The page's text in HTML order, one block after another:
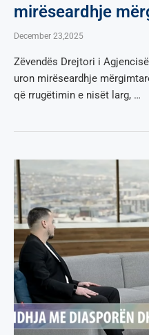
mirëseardhje
December 23,2025
Zëvendës Drejtori i
uron mirëseardhje
që rrugëtimin e nisët larg, …